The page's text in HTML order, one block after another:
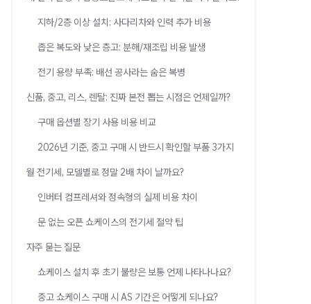
지하/2층 이상 설치: 사다리차와 인력 추가 비용
좁은 복도와 낮은 층고: 분해/재조립 비용 발생
전기 용량 부족: 배선 공사라는 숨은 복병
신품, 중고, 리스, 렌탈: 진짜 본전 뽑는 시점은 언제일까?
구매 옵션별 장기 사용 비용 비교
2026년 기준, 중고 구매 시 반드시 확인할 부품 3가지
월 전기세, 모델별로 정말 2배 차이 날까요?
인버터 컴프레셔와 정속형의 실제 비용 차이
문 없는 오픈 쇼케이스의 전기세 절약 팁
자주 묻는 질문
쇼케이스 설치 후 초기 불량은 보통 언제 나타나나요?
중고 쇼케이스 구매 시 AS 기간은 어떻게 되나요?